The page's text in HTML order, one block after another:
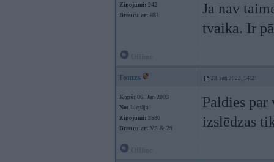
Ziņojumi: 242
Braucu ar: e83
Ja nav
tvaika. Ir
Tomzs 23. Jan 2023, 14:21
Kopš: 06. Jan 2009
No: Liepāja
Ziņojumi: 3580
Braucu ar: VS & 29
Paldies par
izslēdzas